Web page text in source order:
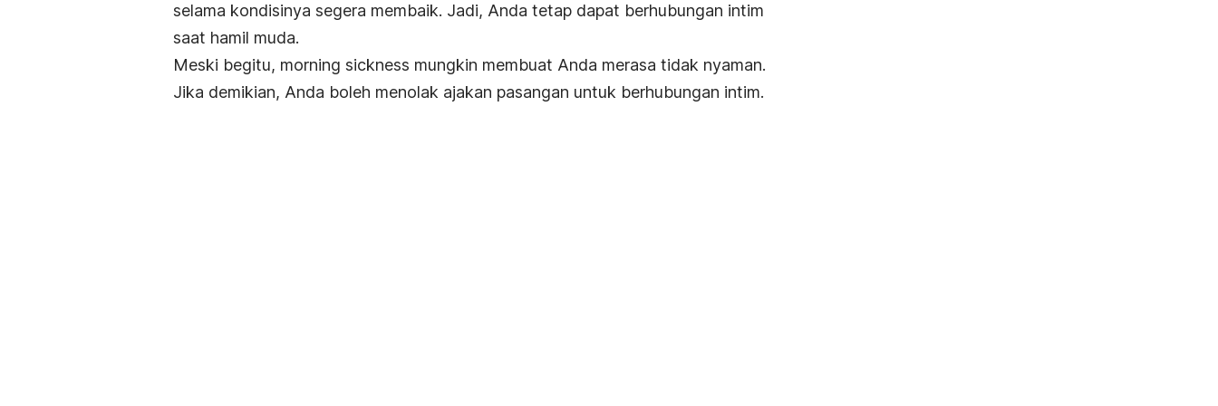
selama kondisinya segera membaik. Jadi, Anda tetap dapat berhubungan intim
saat hamil muda.
Meski begitu, morning sickness mungkin membuat Anda merasa tidak nyaman.
Jika demikian, Anda boleh menolak ajakan pasangan untuk berhubungan intim.